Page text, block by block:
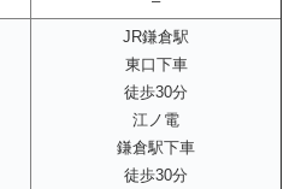
JR鎌倉駅
東口下車
徒歩30分
江ノ電
鎌倉駅下車
徒歩30分